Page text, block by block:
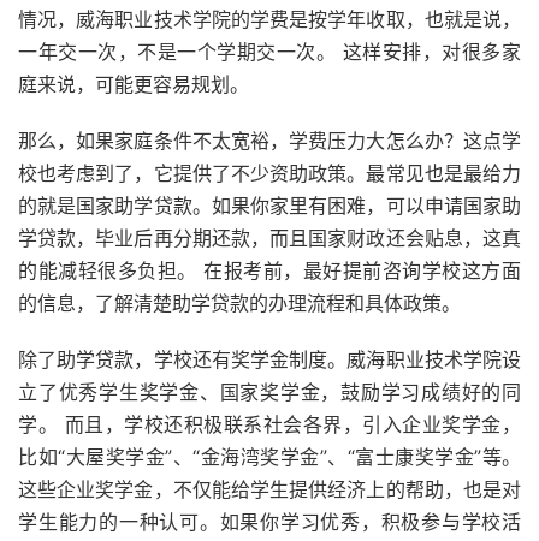
情况，威海职业技术学院的学费是按学年收取，也就是说，
一年交一次，不是一个学期交一次。 这样安排，对很多家
庭来说，可能更容易规划。
那么，如果家庭条件不太宽裕，学费压力大怎么办？这点学
校也考虑到了，它提供了不少资助政策。最常见也是最给力
的就是国家助学贷款。如果你家里有困难，可以申请国家助
学贷款，毕业后再分期还款，而且国家财政还会贴息，这真
的能减轻很多负担。 在报考前，最好提前咨询学校这方面
的信息，了解清楚助学贷款的办理流程和具体政策。
除了助学贷款，学校还有奖学金制度。威海职业技术学院设
立了优秀学生奖学金、国家奖学金，鼓励学习成绩好的同
学。 而且，学校还积极联系社会各界，引入企业奖学金，
比如“大屋奖学金”、“金海湾奖学金”、“富士康奖学金”等。
这些企业奖学金，不仅能给学生提供经济上的帮助，也是对
学生能力的一种认可。如果你学习优秀，积极参与学校活